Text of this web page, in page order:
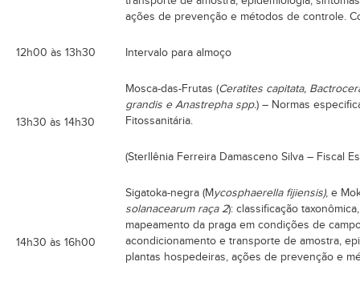
ações de prevenção e métodos de controle.
12h00 às 13h30 Intervalo para almoço
13h30 às 14h30
Mosca-das-Frutas (Ceratites capitata,
grandis e Anastrepha spp.) – Normas
Fitossanitária.
(Sterllênia Ferreira Damasceno Silva – Fiscal
14h30 às 16h00
Sigatoka-negra (Mycosphaerella fijiensis), e
solanacearum raça 2): classificação
mapeamento da praga em condições de
acondicionamento e transporte de amostra,
plantas hospedeiras, ações de prevenção e